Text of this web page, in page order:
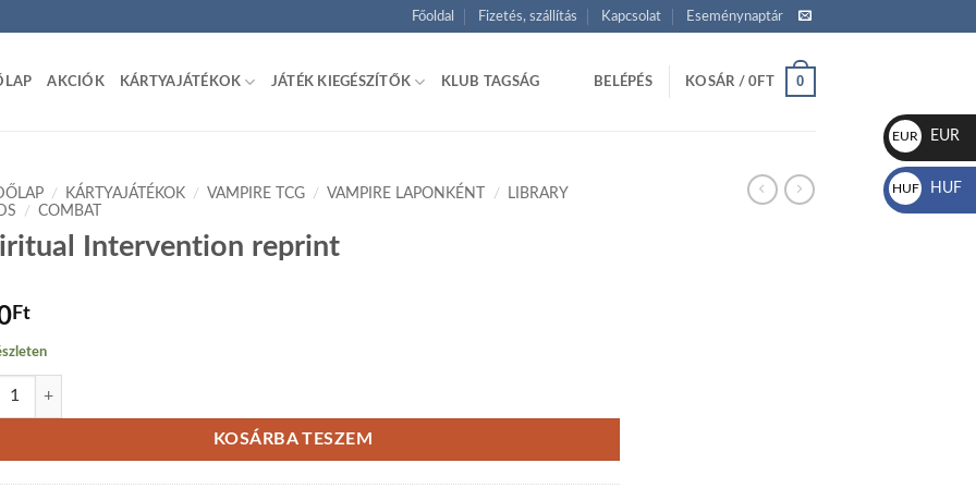
Főoldal Fizetés, szállítás Kapcsolat Eseménynaptár
AKCIÓK KÁRTYAJÁTÉKOK JÁTÉK KIEGÉSZÍTŐK KLUB TAGSÁG BELÉPÉS KOSÁR /0FT 0
/ KÁRTYAJÁTÉKOK / VAMPIRE TCG / VAMPIRE LAPONKÉNT /
LIBRARY
/ COMBAT
Intervention reprint
Ft
Intervention reprint mennyiség
KOSÁRBA TESZEM
EUR
€
EUR
HUF
Ft
HUF